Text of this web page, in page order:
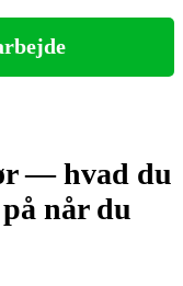
— hvad du
når du